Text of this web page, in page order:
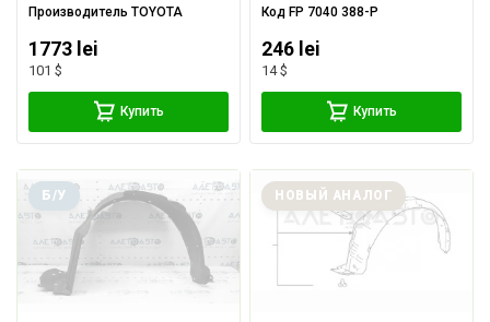
ПроизводительTOYOTA
1773 lei
101 $
Купить
Код FP 7040 388-P
246 lei
14 $
Купить
Б/У НОВЫЙ АНАЛОГ